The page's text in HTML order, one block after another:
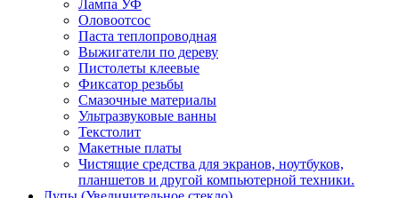
Лампа УФ
Оловоотсос
Паста теплопроводная
Выжигатели по дереву
Пистолеты клеевые
Фиксатор резьбы
Смазочные материалы
Ультразвуковые ванны
Текстолит
Макетные платы
Чистящие средства для экранов, ноутбуков,
планшетов и другой компьютерной техники.